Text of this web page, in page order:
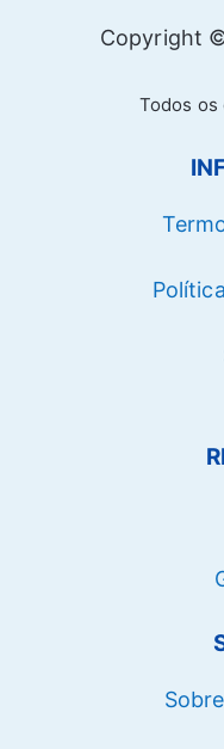
Copyright
Todos